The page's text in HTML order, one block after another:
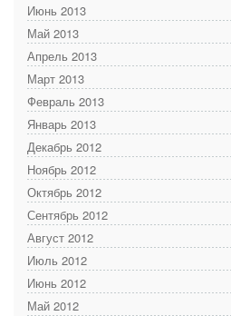
Июнь 2013
Май 2013
Апрель 2013
Март 2013
Февраль 2013
Январь 2013
Декабрь 2012
Ноябрь 2012
Октябрь 2012
Сентябрь 2012
Август 2012
Июль 2012
Июнь 2012
Май 2012